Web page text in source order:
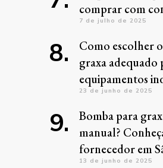
comprar com
7 de julho de 2025
Como escolher
graxa adequado
equipamentos
23 de junho de 2025
Bomba para
manual?
fornecedor em
13 de junho de 2025